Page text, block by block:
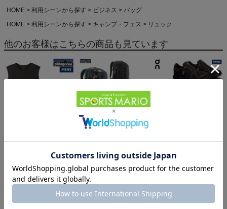
HOME
利用シーンから探す ビジネス
バッグ
HOME
利用シーンから探す キャンプ・フェス リュック
他のお客様はこちらの商品も見ています
ル・デイリー・シャツ
Patagonia Sleeveless
Capilene Cool Daily
PATAGONIA REFUGIO
DAY PACK 47914
15,950円（税込）
19,800円（税込）